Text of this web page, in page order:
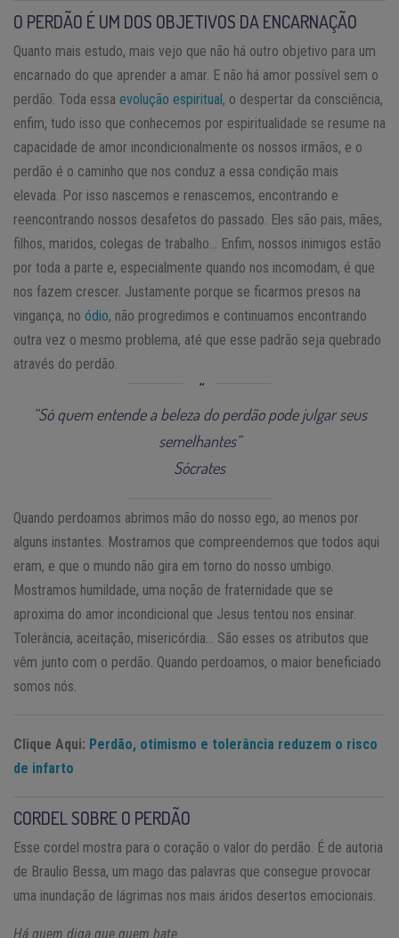
O PERDÃO É UM DOS OBJETIVOS DA ENCARNAÇÃO
Quanto mais estudo, mais vejo que não há outro objetivo para um
encarnado do que aprender a amar. E não há amor possível sem o
perdão. Toda essa evolução espiritual, o despertar da consciência,
enfim, tudo isso que conhecemos por espiritualidade se resume na
capacidade de amor incondicionalmente os nossos irmãos, e o
perdão é o caminho que nos conduz a essa condição mais
elevada. Por isso nascemos e renascemos, encontrando e
reencontrando nossos desafetos do passado. Eles são pais, mães,
filhos, maridos, colegas de trabalho… Enfim, nossos inimigos estão
por toda a parte e, especialmente quando nos incomodam, é que
nos fazem crescer. Justamente porque se ficarmos presos na
vingança, no ódio, não progredimos e continuamos encontrando
outra vez o mesmo problema, até que esse padrão seja quebrado
através do perdão.
“Só quem entende a beleza do perdão pode julgar seus
semelhantes”
Sócrates
Quando perdoamos abrimos mão do nosso ego, ao menos por
alguns instantes. Mostramos que compreendemos que todos aqui
eram, e que o mundo não gira em torno do nosso umbigo.
Mostramos humildade, uma noção de fraternidade que se
aproxima do amor incondicional que Jesus tentou nos ensinar.
Tolerância, aceitação, misericórdia… São esses os atributos que
vêm junto com o perdão. Quando perdoamos, o maior beneficiado
somos nós.
Clique Aqui: Perdão, otimismo e tolerância reduzem o risco
de infarto
CORDEL SOBRE O PERDÃO
Esse cordel mostra para o coração o valor do perdão. É de autoria
de Braulio Bessa, um mago das palavras que consegue provocar
uma inundação de lágrimas nos mais áridos desertos emocionais.
Há quem diga que quem bate